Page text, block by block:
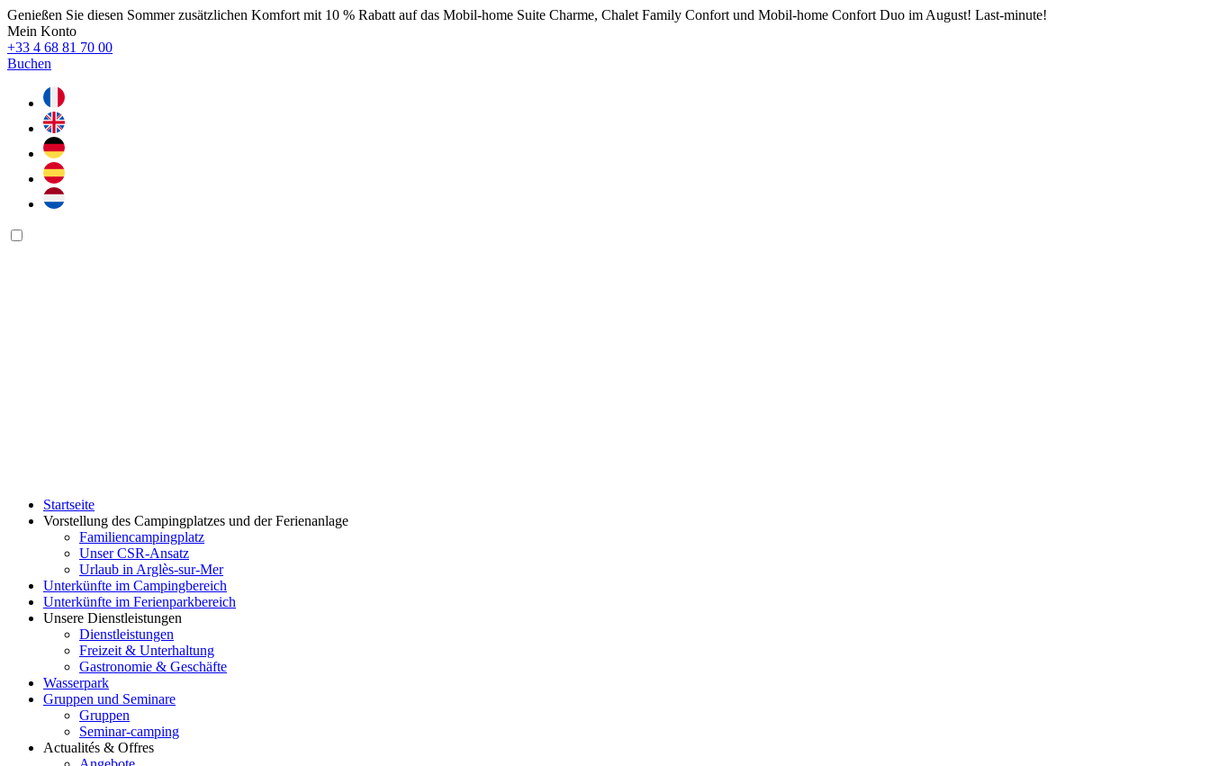
Genießen Sie diesen Sommer zusätzlichen Komfort mit 10 % Rabatt auf das Mobil-home Suite Charme, Chalet Family Confort und Mobil-home Confort Duo im August! Last-minute!
Mein Konto
+33 4 68 81 70 00
Buchen
Startseite
Vorstellung des Campingplatzes und der Ferienanlage
Familiencampingplatz
Unser CSR-Ansatz
Urlaub in Arglès-sur-Mer
Unterkünfte im Campingbereich
Unterkünfte im Ferienparkbereich
Unsere Dienstleistungen
Dienstleistungen
Freizeit & Unterhaltung
Gastronomie & Geschäfte
Wasserpark
Gruppen und Seminare
Gruppen
Seminar-camping
Actualités & Offres